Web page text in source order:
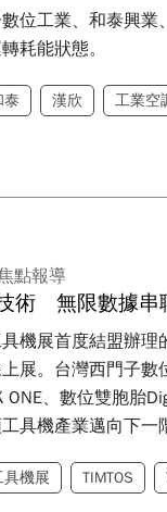
位工業、和泰興
耗能狀態。
泰 漢欣 工業空
點報導
術 無限數據
機展首度結盟辦理
展。台灣西門子
ONE、數位雙胞胎
具機產業邁向下一
具機展 TIMTOS